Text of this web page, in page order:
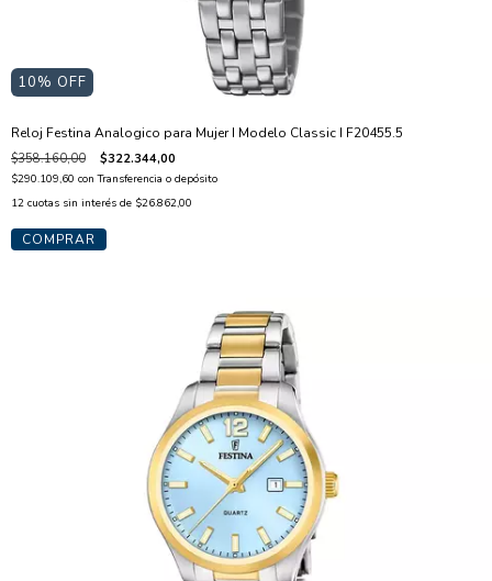
10% OFF
Reloj Festina Analogico para Mujer I Modelo Classic I F20455.5
$358.160,00 $322.344,00
$290.109,60 con Transferencia o depósito
12 cuotas sin interés de $26.862,00